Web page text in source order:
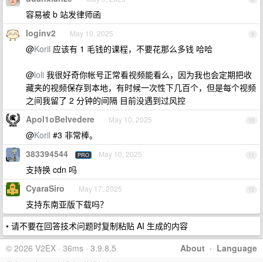
容易被 b 站发律师函
9
loginv2 May 10, 2025
@Koril 应该有 1 毛钱的课程，不要花那么多钱 哈哈
@loli 我很好奇你帐号正常看视频能看么，因为我也会定期把收
藏夹的视频保存到本地，有时候一次性下几百个，但是每个视频
之间我留了 2 分钟的间隔 目前没遇到过风控
10
Apol1oBelvedere May 10, 2025
@Koril #3 非常棒。
11
383394544 PRO May 10, 2025
支持换 cdn 吗
12
CyaraSiro May 17, 2025
支持东南亚版下载吗？
• 请不要在回答技术问题时复制粘贴 AI 生成的内容
About · Language
© 2026 V2EX · 36ms · 3.9.8.5